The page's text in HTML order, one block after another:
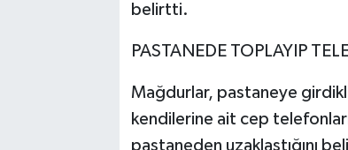
belirtti.
PASTANEDE TOPLAYIP
Mağdurlar, pastaneye
kendilerine ait cep
pastaneden uzaklaştığını